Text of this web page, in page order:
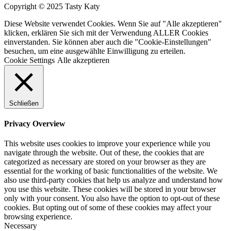
Copyright © 2025 Tasty Katy
Diese Website verwendet Cookies. Wenn Sie auf "Alle akzeptieren"
klicken, erklären Sie sich mit der Verwendung ALLER Cookies
einverstanden. Sie können aber auch die "Cookie-Einstellungen"
besuchen, um eine ausgewählte Einwilligung zu erteilen.
Cookie Settings Alle akzeptieren
Schließen
Privacy Overview
This website uses cookies to improve your experience while you
navigate through the website. Out of these, the cookies that are
categorized as necessary are stored on your browser as they are
essential for the working of basic functionalities of the website. We
also use third-party cookies that help us analyze and understand how
you use this website. These cookies will be stored in your browser
only with your consent. You also have the option to opt-out of these
cookies. But opting out of some of these cookies may affect your
browsing experience.
Necessary